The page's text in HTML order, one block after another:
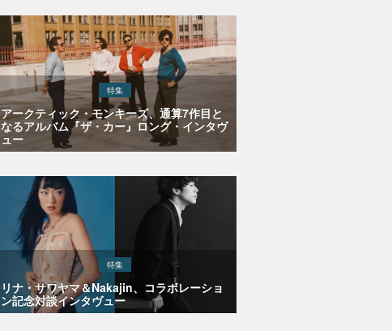
特集
アークティック・モンキーズ、通算7作目と
なるアルバム『ザ・カー』ロング・インタヴ
ュー
特集
リナ・サワヤマ＆Nakajin、コラボレーショ
ン記念対談インタヴュー